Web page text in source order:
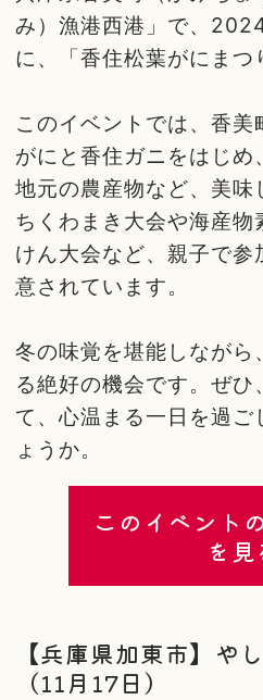
み）漁港西港」で、
に、「香住松葉がにまつ
このイベントでは、香
がにと香住ガニをはじめ
地元の農産物など、美味
ちくわまき大会や海産物
けん大会など、親子で参
意されています。
冬の味覚を堪能しながら
る絶好の機会です。ぜひ
て、心温まる一日を過ご
ょうか。
このイベント
を見
【兵庫県加東市】や
（11月17日）